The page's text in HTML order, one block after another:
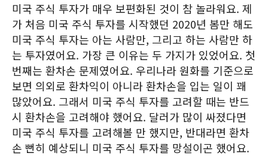
미국 주식 투자가 매우 보편화된 것이 참 놀라워요. 제
가 처음 미국 주식 투자를 시작했던 2020년 봄만 해도
미국 주식 투자는 아는 사람만, 그리고 하는 사람만 하
는 투자였어요. 가장 큰 이유는 두 가지가 있었어요. 첫
번째는 환차손 문제였어요. 우리나라 원화를 기준으로
보면 의외로 환차익이 아니라 환차손을 입는 일이 꽤
많았어요. 그래서 미국 주식 투자를 고려할 때는 반드
시 환차손을 고려해야 했어요. 달러가 많이 싸졌다면
미국 주식 투자를 고려해볼 만 했지만, 반대라면 환차
손 뻔히 예상되니 미국 주식 투자를 망설이곤 했어요.